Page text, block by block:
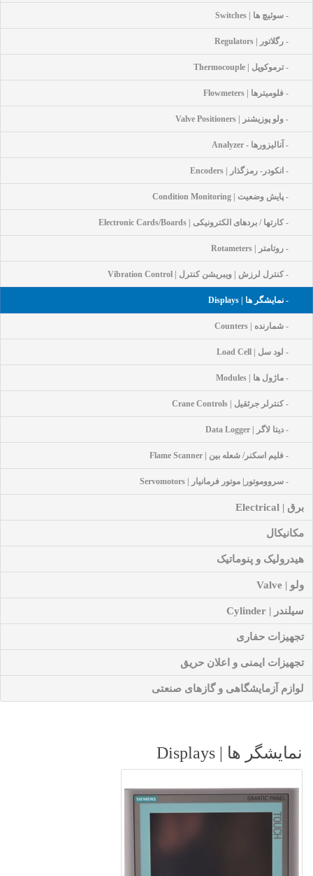
- سوئیچ ها | Switches
- رگلاتور | Regulators
- ترموکوپل | Thermocouple
- فلومیترها | Flowmeters
- ولو پوزیشنر | Valve Positioners
- آنالیزورها - Analyzer
- انکودر- رمزگذار | Encoders
- پایش وضعیت | Condition Monitoring
- کارتها / بردهای الکترونیکی | Electronic Cards/Boards
- روتامتر | Rotameters
- کنترل لرزش | ویبریشن کنترل | Vibration Control
- نمایشگر ها | Displays
- شمارنده | Counters
- لود سل | Load Cell
- ماژول ها | Modules
- کنترلر جرثقیل | Crane Controls
- دیتا لاگر | Data Logger
- فلیم اسکنر/ شعله بین | Flame Scanner
- سرووموتور| موتور فرمانیار | Servomotors
برق | Electrical
مکانیکال
هیدرولیک و پنوماتیک
ولو | Valve
سیلندر | Cylinder
تجهیزات حفاری
تجهیزات ایمنی و اعلان حریق
لوازم آزمایشگاهی و گازهای صنعتی
نمایشگر ها | Displays